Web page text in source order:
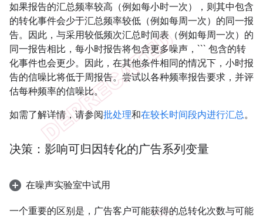
如果报告的汇总频率较高（例如每小时一次），则其中包含
的转化事件会少于汇总频率较低（例如每周一次）的同一报
告。因此，与采用较低频次汇总时间表（例如每周一次）的
同一报告相比，每小时报告将包含更多噪声，``` 包含的转
化事件也会更少。因此，在其他条件相同的情况下，小时报
告的信噪比将低于周报告。尝试以各种频率报告要求，并评
估每种频率的信噪比。
如需了解详情，请参阅批处理和在较长时间段内进行汇总 。
决策：影响可归因转化的广告系列变量
在噪声实验室中试用
一个重要的区别是，广告客户可能获得的总转化次数与可能